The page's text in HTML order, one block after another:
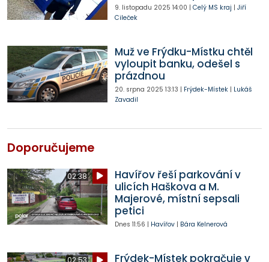
9. listopadu 2025 14:00 | Celý MS kraj | Jiří
Cileček
Muž ve Frýdku-Místku chtěl
vyloupit banku, odešel s
prázdnou
20. srpna 2025 13:13 | Frýdek-Místek| Lukáš
Zavadil
Doporučujeme
02:38
Havířov řeší parkování v
ulicích Haškova a M.
Majerové, místní sepsali
petici
Dnes 11:56 | Havířov| Bára Kelnerová
02:53
Frýdek-Místek pokračuje v